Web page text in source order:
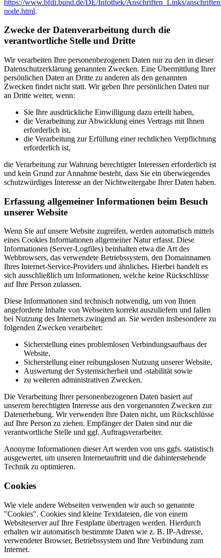
https://www.bfdi.bund.de/DE/Infothek/Anschriften_Links/
node.html.
Zwecke der Datenverarbeitung durch die
verantwortliche Stelle und Dritte
Wir verarbeiten Ihre personenbezogenen Daten nur zu den in dieser
Datenschutzerklärung genannten Zwecken. Eine Übermittlung Ihrer
persönlichen Daten an Dritte zu anderen als den genannten
Zwecken findet nicht statt. Wir geben Ihre persönlichen Daten nur
an Dritte weiter, wenn:
Sie Ihre ausdrückliche Einwilligung dazu erteilt haben,
die Verarbeitung zur Abwicklung eines Vertrags mit Ihnen
erforderlich ist,
die Verarbeitung zur Erfüllung einer rechtlichen Verpflichtung
erforderlich ist,
die Verarbeitung zur Wahrung berechtigter Interessen erforderlich ist
und kein Grund zur Annahme besteht, dass Sie ein überwiegendes
schutzwürdiges Interesse an der Nichtweitergabe Ihrer Daten haben.
Erfassung allgemeiner Informationen beim Besuch
unserer Website
Wenn Sie auf unsere Website zugreifen, werden automatisch mittels
eines Cookies Informationen allgemeiner Natur erfasst. Diese
Informationen (Server-Logfiles) beinhalten etwa die Art des
Webbrowsers, das verwendete Betriebssystem, den Domainnamen
Ihres Internet-Service-Providers und ähnliches. Hierbei handelt es
sich ausschließlich um Informationen, welche keine Rückschlüsse
auf Ihre Person zulassen.
Diese Informationen sind technisch notwendig, um von Ihnen
angeforderte Inhalte von Webseiten korrekt auszuliefern und fallen
bei Nutzung des Internets zwingend an. Sie werden insbesondere zu
folgenden Zwecken verarbeitet:
Sicherstellung eines problemlosen Verbindungsaufbaus der
Website,
Sicherstellung einer reibungslosen Nutzung unserer Website,
Auswertung der Systemsicherheit und -stabilität sowie
zu weiteren administrativen Zwecken.
Die Verarbeitung Ihrer personenbezogenen Daten basiert auf
unserem berechtigten Interesse aus den vorgenannten Zwecken zur
Datenerhebung. Wir verwenden Ihre Daten nicht, um Rückschlüsse
auf Ihre Person zu ziehen. Empfänger der Daten sind nur die
verantwortliche Stelle und ggf. Auftragsverarbeiter.
Anonyme Informationen dieser Art werden von uns ggfs. statistisch
ausgewertet, um unseren Internetauftritt und die dahinterstehende
Technik zu optimieren.
Cookies
Wie viele andere Webseiten verwenden wir auch so genannte
"Cookies". Cookies sind kleine Textdateien, die von einem
Websiteserver auf Ihre Festplatte übertragen werden. Hierdurch
erhalten wir automatisch bestimmte Daten wie z. B. IP-Adresse,
verwendeter Browser, Betriebssystem und Ihre Verbindung zum
Internet.